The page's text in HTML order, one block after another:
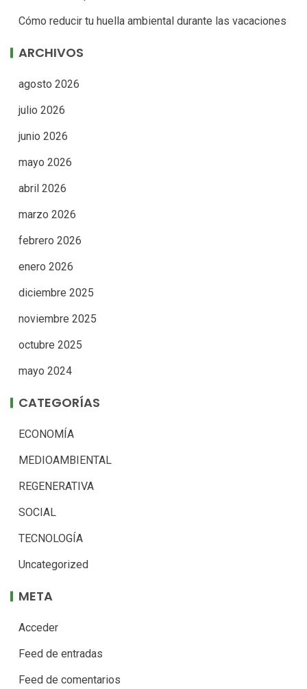
Cómo reducir tu huella ambiental durante las vacaciones
ARCHIVOS
agosto 2026
julio 2026
junio 2026
mayo 2026
abril 2026
marzo 2026
febrero 2026
enero 2026
diciembre 2025
noviembre 2025
octubre 2025
mayo 2024
CATEGORÍAS
ECONOMÍA
MEDIOAMBIENTAL
REGENERATIVA
SOCIAL
TECNOLOGÍA
Uncategorized
META
Acceder
Feed de entradas
Feed de comentarios